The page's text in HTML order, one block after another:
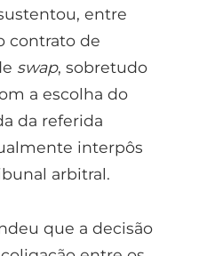
entre
contrato de
swap, sobretudo
a escolha do
da referida
interpôs
arbitral.
que a decisão